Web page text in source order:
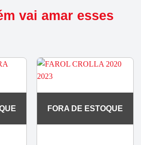
vai amar esses
FORA DE ESTOQUE